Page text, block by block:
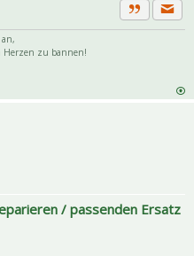
Zitat
Herzen zu bannen!
/ passenden Ersatz